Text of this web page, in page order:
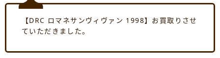
【DRC ロマネサンヴィヴァン 1998】お買取りさせ
ていただきました。